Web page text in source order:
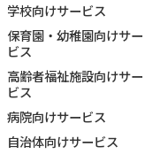
学校向けサービス
保育園・幼稚園向けサー
ビス
高齢者福祉施設向けサー
ビス
病院向けサービス
自治体向けサービス